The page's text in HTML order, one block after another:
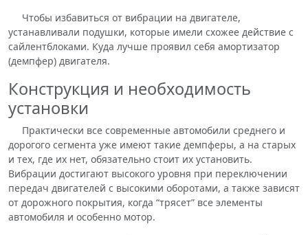
Чтобы избавиться от вибрации на двигателе,
устанавливали подушки, которые имели схожее действие с
сайлентблоками. Куда лучше проявил себя амортизатор
(демпфер) двигателя.
Конструкция и необходимость
установки
Практически все современные автомобили среднего и
дорогого сегмента уже имеют такие демпферы, а на старых
и тех, где их нет, обязательно стоит их установить.
Вибрации достигают высокого уровня при переключении
передач двигателей с высокими оборотами, а также зависят
от дорожного покрытия, когда “трясет” все элементы
автомобиля и особенно мотор.